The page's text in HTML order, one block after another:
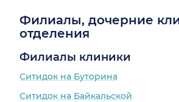
Филиалы, дочерние
отделения
Филиалы клиники
Ситидок на Буторина
Ситидок на Байкальской